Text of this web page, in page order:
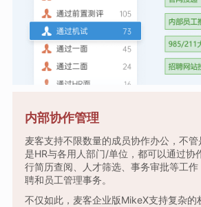
内部协作管理
麦客支持不限数量的成员协作办公，不
是HR与各用人部门/单位，都可以通过协
行简历查阅、人才筛选、事务审批等工
聘和员工管理事务。
不仅如此，麦客企业版MikeX支持复杂的